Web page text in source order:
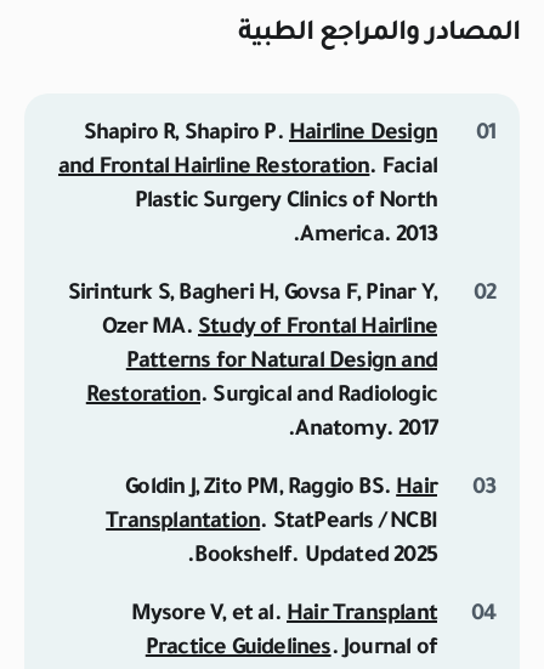
المصادر والمراجع الطبية
Shapiro R, Shapiro P. Hairline Design
and Frontal Hairline Restoration. Facial
Plastic Surgery Clinics of North
America. 2013.
Sirinturk S, Bagheri H, Govsa F, Pinar Y,
Ozer MA. Study of Frontal Hairline
Patterns for Natural Design and
Restoration. Surgical and Radiologic
Anatomy. 2017.
Goldin J, Zito PM, Raggio BS.Hair
Transplantation. StatPearls / NCBI
Bookshelf. Updated 2025.
Mysore V, et al. Hair Transplant
Practice Guidelines.Journal of